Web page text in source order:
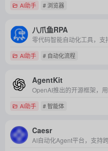
AI助手 # 浏览器
八爪鱼RPA
AI助手 # 自动化流程
AgentKit
AI助手 # 智能体
Caesr